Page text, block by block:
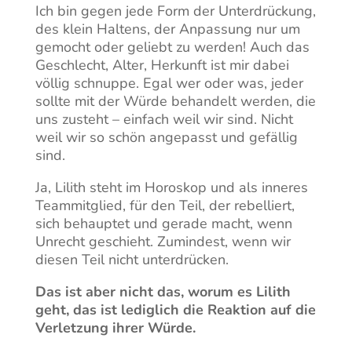
Ich bin gegen jede Form der Unterdrückung,
des klein Haltens, der Anpassung nur um
gemocht oder geliebt zu werden! Auch das
Geschlecht, Alter, Herkunft ist mir dabei
völlig schnuppe. Egal wer oder was, jeder
sollte mit der Würde behandelt werden, die
uns zusteht – einfach weil wir sind. Nicht
weil wir so schön angepasst und gefällig
sind.
Ja, Lilith steht im Horoskop und als inneres
Teammitglied, für den Teil, der rebelliert,
sich behauptet und gerade macht, wenn
Unrecht geschieht. Zumindest, wenn wir
diesen Teil nicht unterdrücken.
Das ist aber nicht das, worum es Lilith
geht, das ist lediglich die Reaktion auf die
Verletzung ihrer Würde.